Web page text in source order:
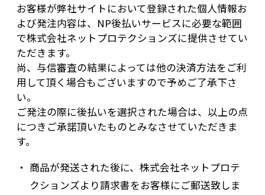
お客様が弊社サイトにおいて登録された個人情報お
よび発注内容は、NP後払いサービスに必要な範囲
で株式会社ネットプロテクションズに提供させてい
ただきます。
尚、与信審査の結果によっては他の決済方法をご利
用して頂く場合もございますので予めご了承下さ
い。
ご発注の際に後払いを選択された場合は、以上の点
につきご承諾頂いたものとみなさせていただきま
す。
商品が発送された後に、株式会社ネットプロテ
クションズより請求書をお客様にご郵送致しま